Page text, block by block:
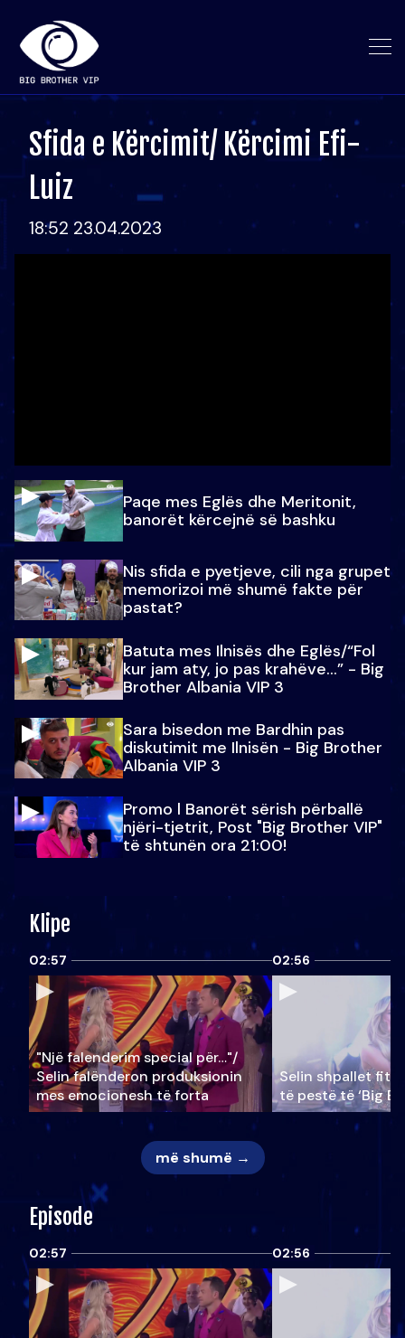
Sfida e Kërcimit/ Kërcimi Efi-
Luiz
18:52 23.04.2023
Paqe mes Eglës dhe Meritonit,
banorët kërcejnë së bashku
Nis sfida e pyetjeve, cili nga grupet
memorizoi më shumë fakte për
pastat?
Batuta mes Ilnisës dhe Eglës/“Fol
kur jam aty, jo pas krahëve…” - Big
Brother Albania VIP 3
Sara bisedon me Bardhin pas
diskutimit me Ilnisën - Big Brother
Albania VIP 3
Promo l Banorët sërish përballë
njëri-tjetrit, Post "Big Brother VIP"
të shtunën ora 21:00!
Klipe
02:57
"Një falenderim special për…"/
Selin falënderon produksionin
mes emocionesh të forta
02:56
Selin shpallet
të pestë të ‘Big
më shumë →
Episode
02:57 02:56